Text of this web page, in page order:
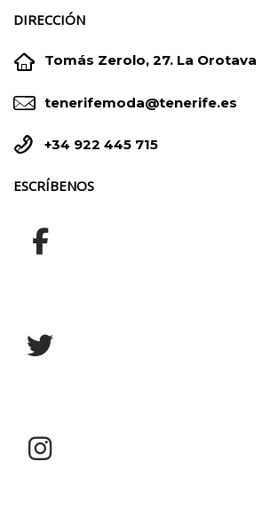
DIRECCIÓN

 Tomás Zerolo, 27. La Orotava

 tenerifemoda@tenerife.es

 +34 922 445 715
ESCRÍBENOS